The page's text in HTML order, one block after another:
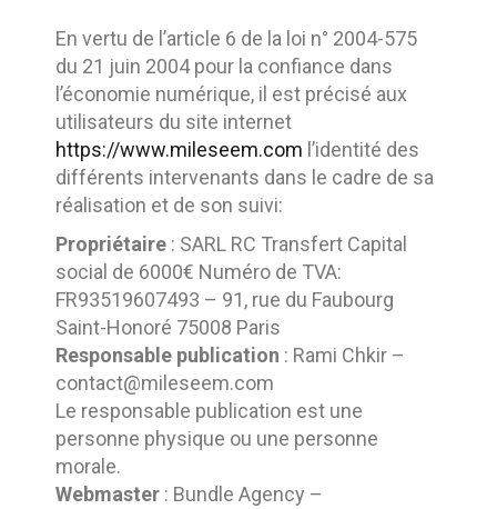
En vertu de l’article 6 de la loi n° 2004-575
du 21 juin 2004 pour la confiance dans
l’économie numérique, il est précisé aux
utilisateurs du site internet
https://www.mileseem.com l’identité des
différents intervenants dans le cadre de sa
réalisation et de son suivi:
Propriétaire : SARL RC Transfert Capital
social de 6000€ Numéro de TVA:
FR93519607493 – 91, rue du Faubourg
Saint-Honoré 75008 Paris
Responsable publication : Rami Chkir –
contact@mileseem.com
Le responsable publication est une
personne physique ou une personne
morale.
Webmaster : Bundle Agency –